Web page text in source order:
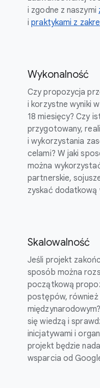
i zgodne z naszymi
ipraktykami z
Wykonalność
Czy propozycja
i korzystne wyniki
18 miesięcy? Czy
przygotowany,
i wykorzystania
celami? W jaki
można
partnerskie,
zyskać dodatkową
Skalowalność
Jeśli projekt
sposób można
początkową
postępów, również
się wiedzą i
inicjatywami i
projekt będzie
wsparcia od